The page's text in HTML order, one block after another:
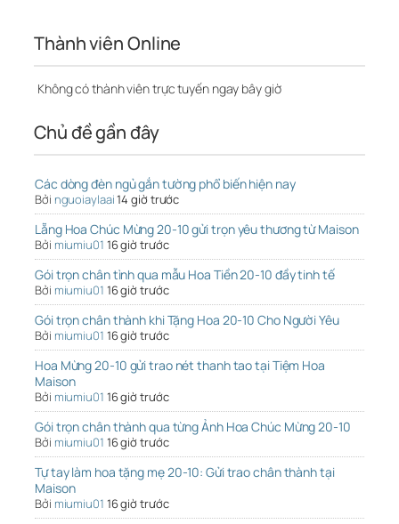
Thành viên Online
Không có thành viên trực tuyến ngay bây giờ
Chủ đề gần đây
Các dòng đèn ngủ gắn tường phổ biến hiện nay
Bởi nguoiaylaai14 giờ trước
Lẵng Hoa Chúc Mừng 20-10 gửi trọn yêu thương từ Maison
Bởi miumiu01 16 giờ trước
Gói trọn chân tình qua mẫu Hoa Tiền 20-10 đầy tinh tế
Bởi miumiu01 16 giờ trước
Gói trọn chân thành khi Tặng Hoa 20-10 Cho Người Yêu
Bởi miumiu01 16 giờ trước
Hoa Mừng 20-10 gửi trao nét thanh tao tại Tiệm Hoa
Maison
Bởi miumiu01 16 giờ trước
Gói trọn chân thành qua từng Ảnh Hoa Chúc Mừng 20-10
Bởi miumiu01 16 giờ trước
Tự tay làm hoa tặng mẹ 20-10: Gửi trao chân thành tại
Maison
Bởi miumiu01 16 giờ trước